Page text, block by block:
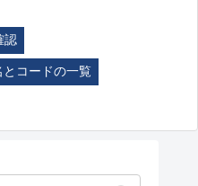
認
とコードの一覧